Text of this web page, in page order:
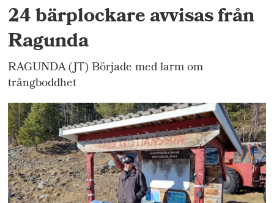
24 bärplockare avvisas från
Ragunda
RAGUNDA (JT) Började med larm om
trångboddhet